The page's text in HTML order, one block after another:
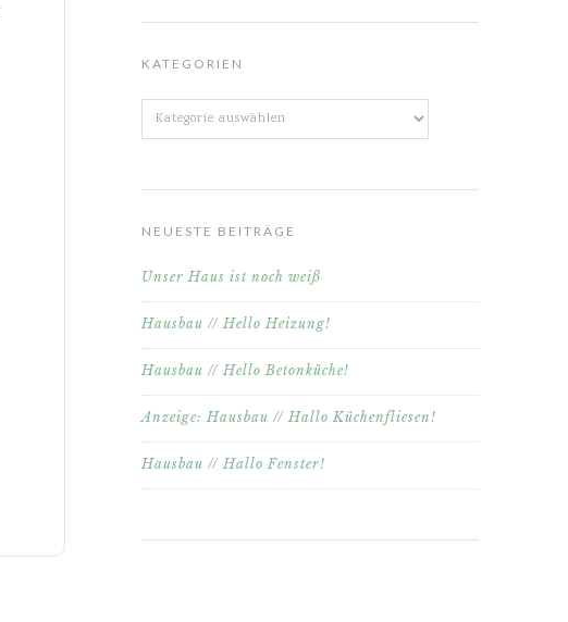
KATEGORIEN
Kategorien
NEUESTE BEITRÄGE
Unser Haus ist noch weiß
Hausbau // Hello Heizung!
Hausbau // Hello Betonküche!
Anzeige: Hausbau // Hallo Küchenfliesen!
Hausbau // Hallo Fenster!